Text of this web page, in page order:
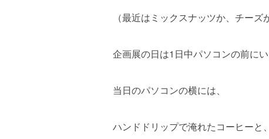
（最近はミックスナッツか、チーズ
企画展の日は1日中パソコンの前に
当日のパソコンの横には、
ハンドドリップで淹れたコーヒーと